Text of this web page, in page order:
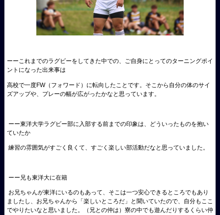
ーーこれまでのラグビーをしてきた中での、ご自身にとってのターニングポイ
ントになった出来事は
高校で一度FW（フォワード）に転向したことです。そこから自分の体のサイ
ズアップや、プレーの幅が広がったかなと思っています。
ーー東洋大学ラグビー部に入部する前までの印象は、どういったものを抱い
ていたか
練習の雰囲気がすごく良くて、すごく楽しい部活動だなと思っていました。
ーー兄も東洋大に在籍
お兄ちゃんが東洋にいるのもあって、そこは一つ安心できるところでもあり
ましたし、お兄ちゃんから「楽しいところだ」と聞いていたので、自分もここ
でやりたいなと思いました。（兄との仲は）寮の中でも遊んだりするくらい仲